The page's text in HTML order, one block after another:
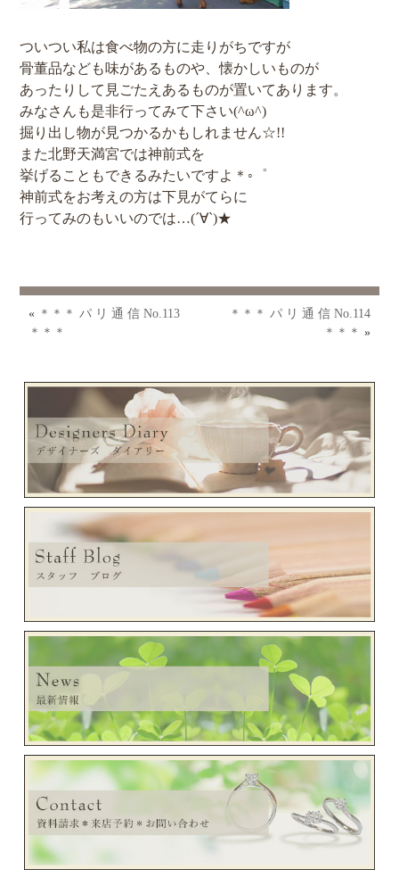
ついつい私は食べ物の方に走りがちですが
骨董品なども味があるものや、懐かしいものが
あったりして見ごたえあるものが置いてあります。
みなさんも是非行ってみて下さい(^ω^)
掘り出し物が見つかるかもしれません☆!!
また北野天満宮では神前式を
挙げることもできるみたいですよ＊◦゜
神前式をお考えの方は下見がてらに
行ってみのもいいのでは…(´∀`)★
« ＊＊＊ パ リ 通 信 No.113
＊＊＊
＊＊＊ パ リ 通 信 No.114
＊＊＊ »